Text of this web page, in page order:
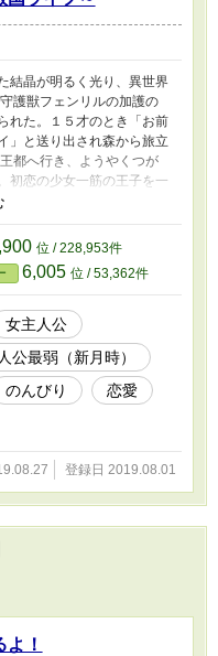
結晶が明るく光り、異世界
護獣フェンリルの加護の
れた。１５才のとき「お前
」と送り出され森から旅立
都へ行き、ようやくつが
初恋の少女一筋の王子を一
けた身体能力で様々な問題
のぼのファンタジーで
ん。 位 / 228,953件
6,005 位 / 53,362件
女主人公
公最弱（新月時）
のんびり
恋愛
登録日 2019.08.01
！